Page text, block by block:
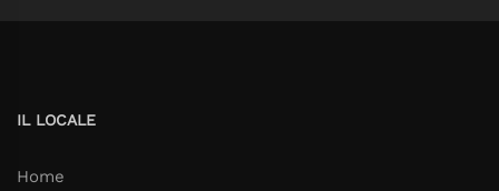
IL LOCALE
Home